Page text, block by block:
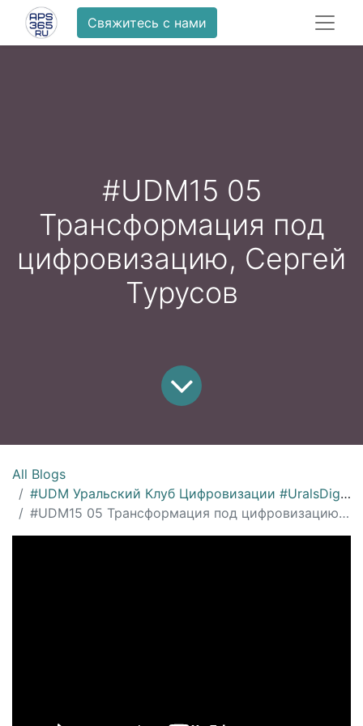
Свяжитесь с нами
#UDM15 05
Трансформация под
цифровизацию, Сергей
Турусов
All Blogs
#UDM Уральский Клуб Цифровизации #UralsDigitalMachinery
#UDM15 05 Трансформация под цифровизацию, Сергей Турусов